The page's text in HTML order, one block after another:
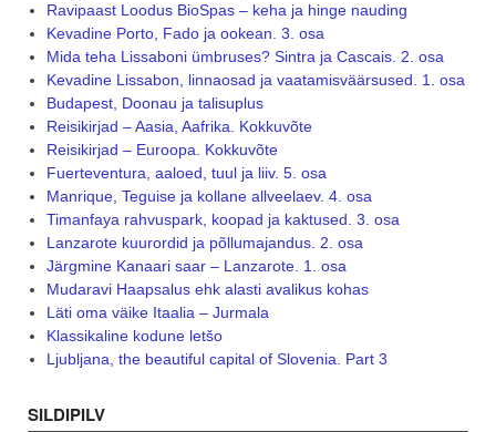
Ravipaast Loodus BioSpas – keha ja hinge nauding
Kevadine Porto, Fado ja ookean. 3. osa
Mida teha Lissaboni ümbruses? Sintra ja Cascais. 2. osa
Kevadine Lissabon, linnaosad ja vaatamisväärsused. 1. osa
Budapest, Doonau ja talisuplus
Reisikirjad – Aasia, Aafrika. Kokkuvõte
Reisikirjad – Euroopa. Kokkuvõte
Fuerteventura, aaloed, tuul ja liiv. 5. osa
Manrique, Teguise ja kollane allveelaev. 4. osa
Timanfaya rahvuspark, koopad ja kaktused. 3. osa
Lanzarote kuurordid ja põllumajandus. 2. osa
Järgmine Kanaari saar – Lanzarote. 1. osa
Mudaravi Haapsalus ehk alasti avalikus kohas
Läti oma väike Itaalia – Jurmala
Klassikaline kodune letšo
Ljubljana, the beautiful capital of Slovenia. Part 3
SILDIPILV